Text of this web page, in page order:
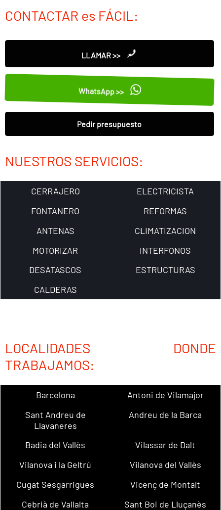
CONTACTAR es FÁCIL:
LLAMAR >>
WhatsApp >>
Pedir presupuesto
NUESTROS SERVICIOS:
CERRAJERO
ELECTRICISTA
FONTANERO
REFORMAS
ANTENAS
CLIMATIZACION
MOTORIZAR
INTERFONOS
DESATASCOS
ESTRUCTURAS
CALDERAS
LOCALIDADES DONDE
TRABAJAMOS:
Barcelona
Antoni de Vilamajor
Sant Andreu de
Llavaneres
Andreu de la Barca
Badia del Vallès
Vilassar de Dalt
Vilanova i la Geltrú
Vilanova del Vallès
Cugat Sesgarrigues
Vicenç de Montalt
Cebrià de Vallalta
Sant Boi de Lluçanès